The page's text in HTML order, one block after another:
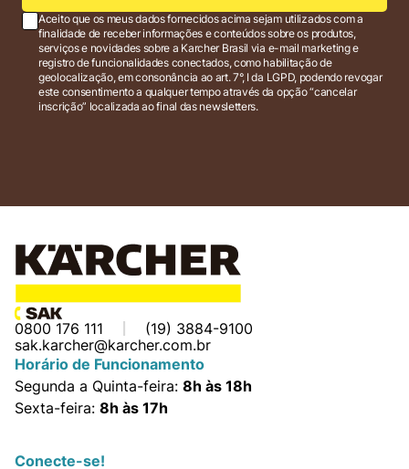
Aceito que os meus dados fornecidos acima sejam utilizados com a
finalidade de receber informações e conteúdos sobre os produtos,
serviços e novidades sobre a Karcher Brasil via e-mail marketing e
registro de funcionalidades conectados, como habilitação de
geolocalização, em consonância ao art. 7°, I da LGPD, podendo revogar
este consentimento a qualquer tempo através da opção “cancelar
inscrição” localizada ao final das newsletters.
0800 176 111
(19) 3884-9100
sak.karcher@karcher.com.br
Horário de Funcionamento
Segunda a Quinta-feira: 8h às 18h
Sexta-feira: 8h às 17h
Conecte-se!